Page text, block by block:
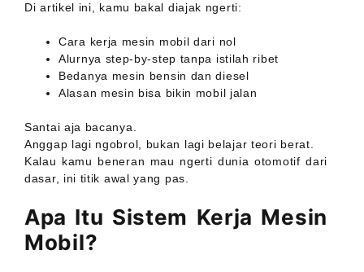
Di artikel ini, kamu bakal diajak ngerti:
Cara kerja mesin mobil dari nol
Alurnya step-by-step tanpa istilah ribet
Bedanya mesin bensin dan diesel
Alasan mesin bisa bikin mobil jalan
Santai aja bacanya.
Anggap lagi ngobrol, bukan lagi belajar teori berat.
Kalau kamu beneran mau ngerti dunia otomotif dari
dasar, ini titik awal yang pas.
Apa Itu Sistem Kerja Mesin
Mobil?